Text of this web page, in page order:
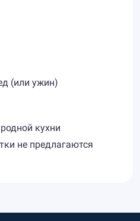
(или ужин)
кухни
не предлагаются